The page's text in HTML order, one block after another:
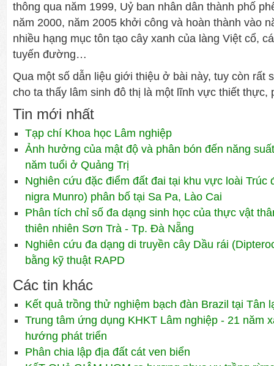
thông qua năm 1999, Uỷ ban nhân dân thành phố
năm 2000, năm 2005 khởi công và hoàn thành vào
nhiều hạng mục tôn tạo cây xanh của làng Việt cổ,
tuyến đường…
Qua một số dẫn liệu giới thiệu ở bài này, tuy còn rất
cho ta thấy lâm sinh đô thị là một lĩnh vực thiết thực,
Tin mới nhất
Tạp chí Khoa học Lâm nghiệp
Ảnh hưởng của mật độ và phân bón đến năng
năm tuổi ở Quảng Trị
Nghiên cứu đặc điểm đất đai tại khu vực loài Trúc
nigra Munro) phân bố tại Sa Pa, Lào Cai
Phân tích chỉ số đa dạng sinh học của thực vật
thiên nhiên Sơn Trà - Tp. Đà Nẵng
Nghiên cứu đa dạng di truyền cây Dầu rái
bằng kỹ thuật RAPD
Các tin khác
Kết quả trồng thử nghiệm bạch đàn Brazil tại Tân
Trung tâm ứng dụng KHKT Lâm nghiệp - 21 năm
hướng phát triển
Phân chia lập địa đất cát ven biển